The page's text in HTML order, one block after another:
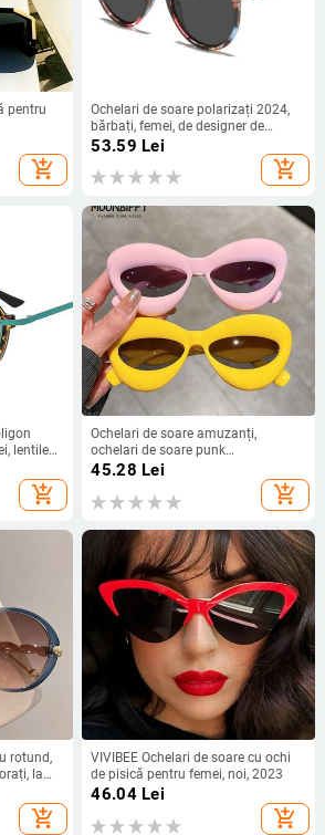
pentru
de
la modă,
add_shopping_cart
Ochelari de soare polarizați 2024,
bărbați, femei, de designer de
marcă, ochelari de soare rotunzi
retro, vintage, pentru bărbați, femei,
ochelari de protecție UV400
53.59 Lei
add_shopping_cart
lentile
pentru
deadd_shopping_cart
Ochelari de soare amuzanți,
ochelari de soare punk
supradimensionați pentru femei,
ochelari de soare pentru bărbați,
nuanțe hip pop, ochelari de soare
45.28 Lei
add_shopping_cart
rotund,
la
deadd_shopping_cart
VIVIBEE Ochelari de soare cu ochi
de pisică pentru femei, noi, 2023
46.04Lei
add_shopping_cart